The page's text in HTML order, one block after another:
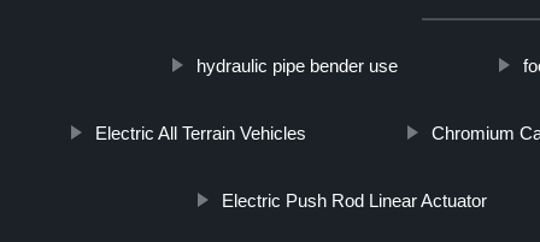
hydraulic pipe bender use
Electric All Terrain Vehicles Chromium
Electric Push Rod Linear Actuator